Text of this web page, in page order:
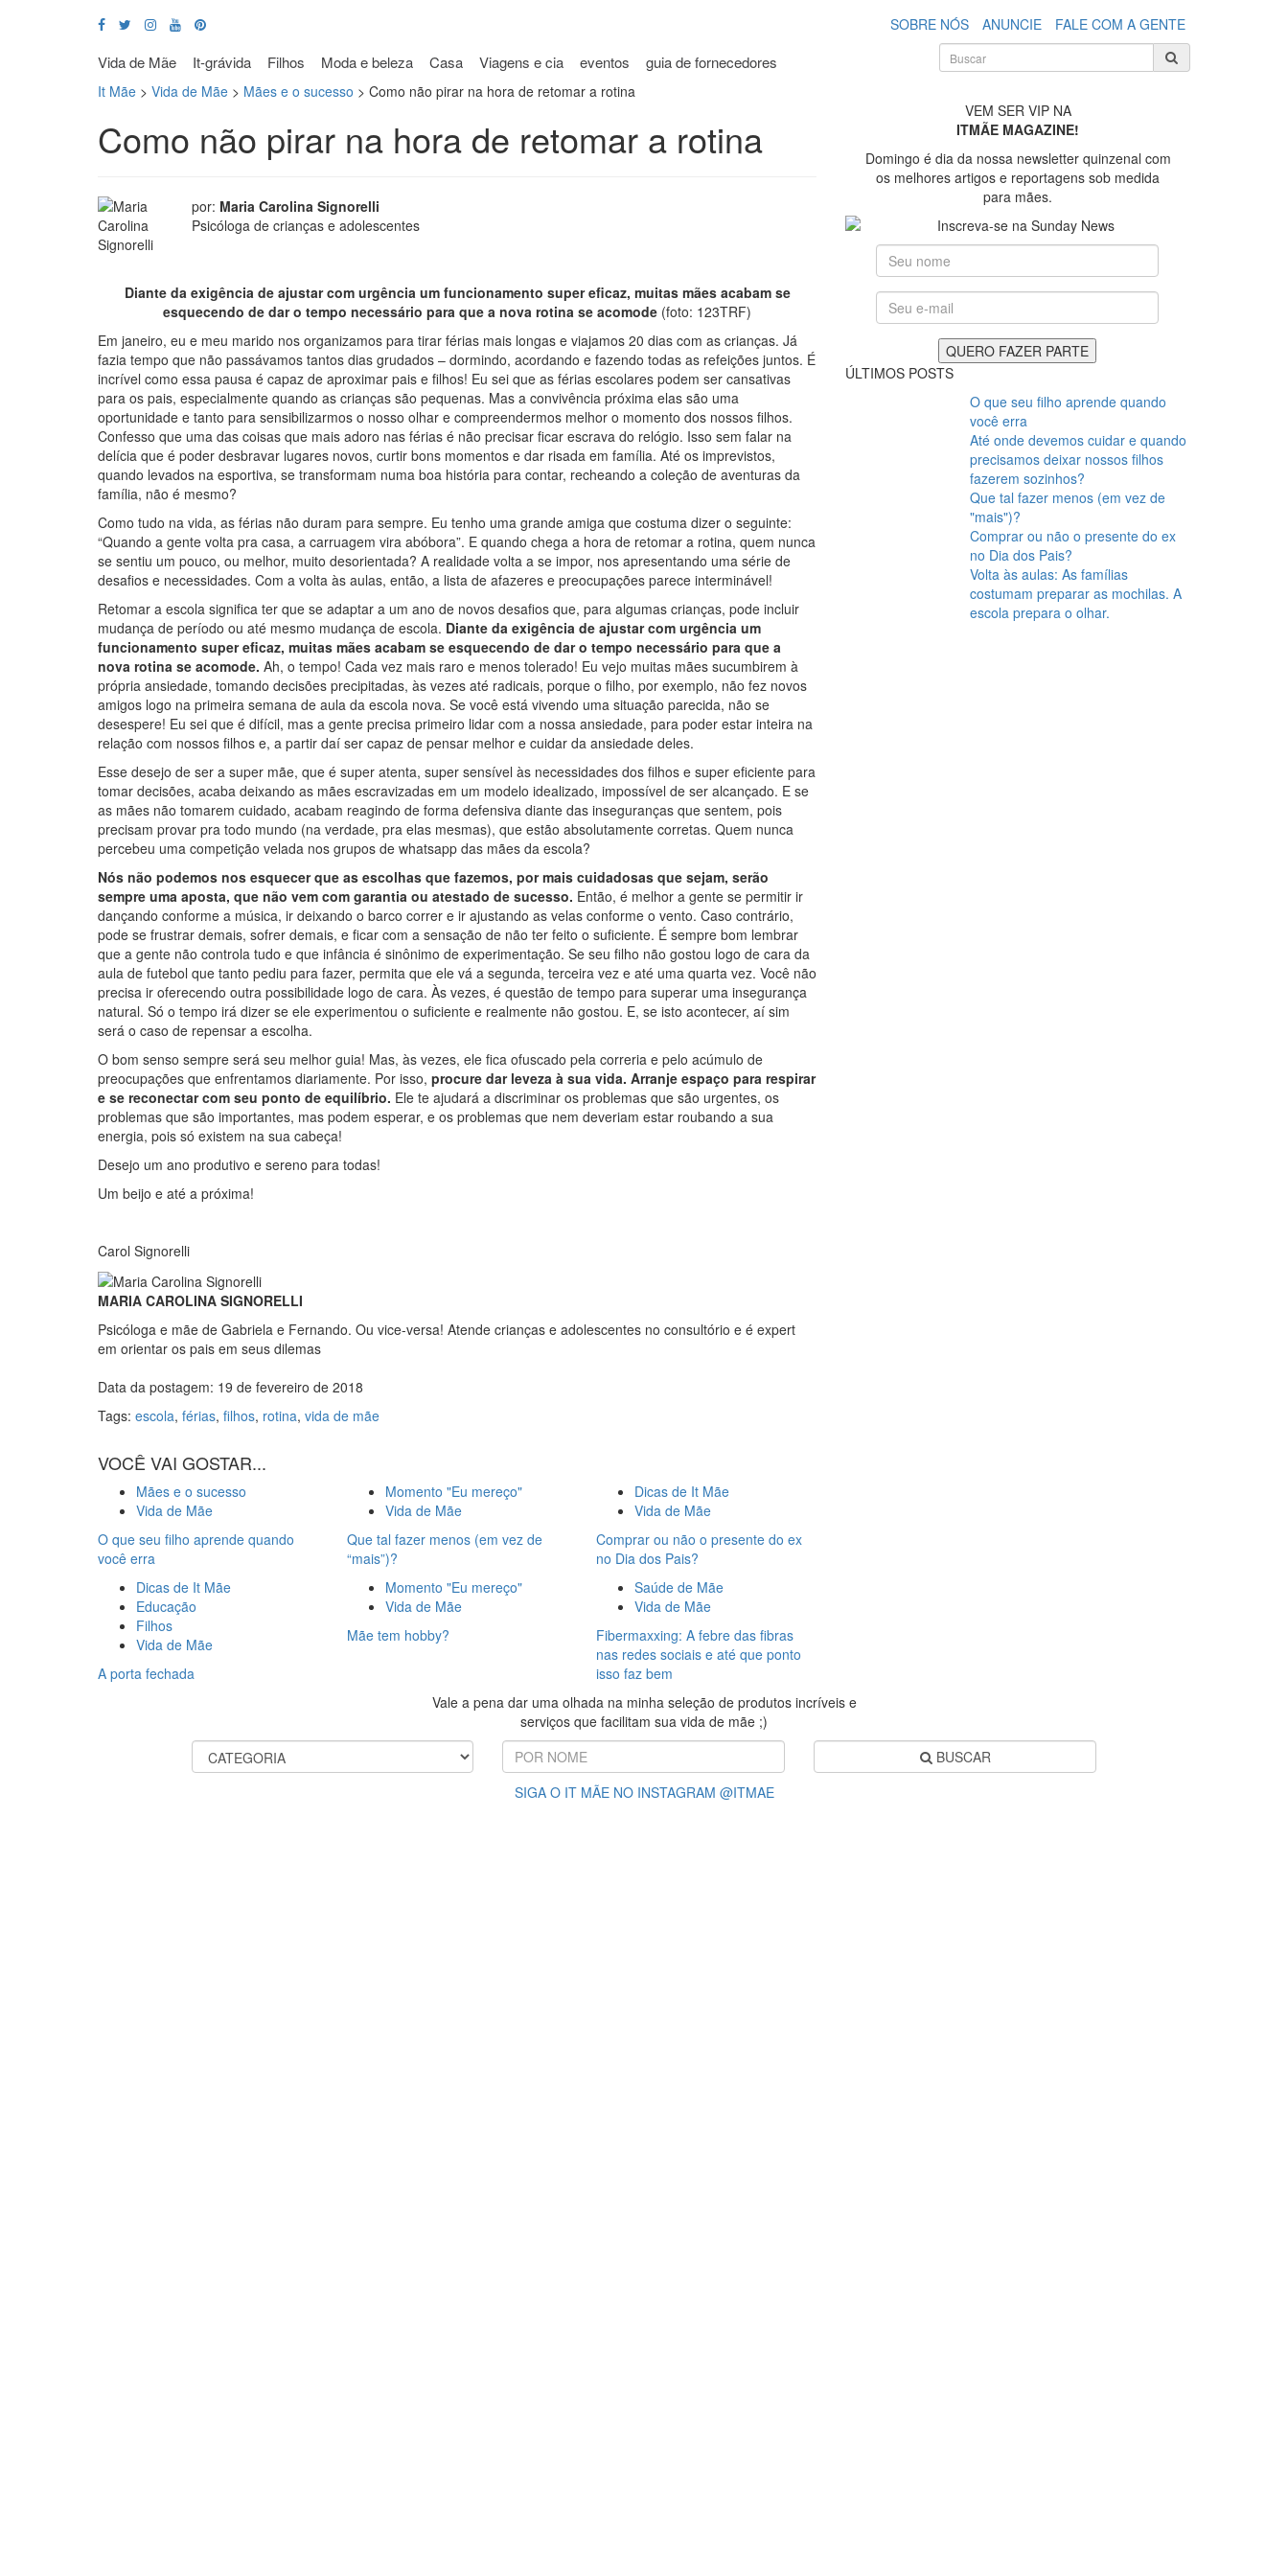
SOBRE NÓS ANUNCIE FALE COM A GENTE
Vida de Mãe It-grávida Filhos Moda e beleza Casa Viagens e cia eventos guia de fornecedores
It Mãe > Vida de Mãe > Mães e o sucesso > Como não pirar na hora de retomar a rotina
Como não pirar na hora de retomar a rotina
por: Maria Carolina Signorelli
Psicóloga de crianças e adolescentes
Diante da exigência de ajustar com urgência um funcionamento super eficaz, muitas mães acabam se
esquecendo de dar o tempo necessário para que a nova rotina se acomode (foto: 123TRF)
Em janeiro, eu e meu marido nos organizamos para tirar férias mais longas e viajamos 20 dias com as crianças. Já
fazia tempo que não passávamos tantos dias grudados – dormindo, acordando e fazendo todas as refeições juntos. É
incrível como essa pausa é capaz de aproximar pais e filhos! Eu sei que as férias escolares podem ser cansativas
para os pais, especialmente quando as crianças são pequenas. Mas a convivência próxima elas são uma
oportunidade e tanto para sensibilizarmos o nosso olhar e compreendermos melhor o momento dos nossos filhos.
Confesso que uma das coisas que mais adoro nas férias é não precisar ficar escrava do relógio. Isso sem falar na
delícia que é poder desbravar lugares novos, curtir bons momentos e dar risada em família. Até os imprevistos,
quando levados na esportiva, se transformam numa boa história para contar, recheando a coleção de aventuras da
família, não é mesmo?
Como tudo na vida, as férias não duram para sempre. Eu tenho uma grande amiga que costuma dizer o seguinte:
“Quando a gente volta pra casa, a carruagem vira abóbora”. E quando chega a hora de retomar a rotina, quem nunca
se sentiu um pouco, ou melhor, muito desorientada? A realidade volta a se impor, nos apresentando uma série de
desafios e necessidades. Com a volta às aulas, então, a lista de afazeres e preocupações parece interminável!
Retomar a escola significa ter que se adaptar a um ano de novos desafios que, para algumas crianças, pode incluir
mudança de período ou até mesmo mudança de escola. Diante da exigência de ajustar com urgência um
funcionamento super eficaz, muitas mães acabam se esquecendo de dar o tempo necessário para que a
nova rotina se acomode. Ah, o tempo! Cada vez mais raro e menos tolerado! Eu vejo muitas mães sucumbirem à
própria ansiedade, tomando decisões precipitadas, às vezes até radicais, porque o filho, por exemplo, não fez novos
amigos logo na primeira semana de aula da escola nova. Se você está vivendo uma situação parecida, não se
desespere! Eu sei que é difícil, mas a gente precisa primeiro lidar com a nossa ansiedade, para poder estar inteira na
relação com nossos filhos e, a partir daí ser capaz de pensar melhor e cuidar da ansiedade deles.
Esse desejo de ser a super mãe, que é super atenta, super sensível às necessidades dos filhos e super eficiente para
tomar decisões, acaba deixando as mães escravizadas em um modelo idealizado, impossível de ser alcançado. E se
as mães não tomarem cuidado, acabam reagindo de forma defensiva diante das inseguranças que sentem, pois
precisam provar pra todo mundo (na verdade, pra elas mesmas), que estão absolutamente corretas. Quem nunca
percebeu uma competição velada nos grupos de whatsapp das mães da escola?
Nós não podemos nos esquecer que as escolhas que fazemos, por mais cuidadosas que sejam, serão
sempre uma aposta, que não vem com garantia ou atestado de sucesso. Então, é melhor a gente se permitir ir
dançando conforme a música, ir deixando o barco correr e ir ajustando as velas conforme o vento. Caso contrário,
pode se frustrar demais, sofrer demais, e ficar com a sensação de não ter feito o suficiente. É sempre bom lembrar
que a gente não controla tudo e que infância é sinônimo de experimentação. Se seu filho não gostou logo de cara da
aula de futebol que tanto pediu para fazer, permita que ele vá a segunda, terceira vez e até uma quarta vez. Você não
precisa ir oferecendo outra possibilidade logo de cara. Às vezes, é questão de tempo para superar uma insegurança
natural. Só o tempo irá dizer se ele experimentou o suficiente e realmente não gostou. E, se isto acontecer, aí sim
será o caso de repensar a escolha.
O bom senso sempre será seu melhor guia! Mas, às vezes, ele fica ofuscado pela correria e pelo acúmulo de
preocupações que enfrentamos diariamente. Por isso, procure dar leveza à sua vida. Arranje espaço para respirar
e se reconectar com seu ponto de equilíbrio. Ele te ajudará a discriminar os problemas que são urgentes, os
problemas que são importantes, mas podem esperar, e os problemas que nem deveriam estar roubando a sua
energia, pois só existem na sua cabeça!
Desejo um ano produtivo e sereno para todas!
Um beijo e até a próxima!
Carol Signorelli
MARIA CAROLINA SIGNORELLI
Psicóloga e mãe de Gabriela e Fernando. Ou vice-versa! Atende crianças e adolescentes no consultório e é expert
em orientar os pais em seus dilemas
Data da postagem: 19 de fevereiro de 2018
Tags: escola, férias, filhos, rotina, vida de mãe
VOCÊ VAI GOSTAR...
Mães e o sucesso
Vida de Mãe
O que seu filho aprende quando
você erra
Momento "Eu mereço"
Vida de Mãe
Que tal fazer menos (em vez de
“mais”)?
Dicas de It Mãe
Vida de Mãe
Comprar ou não o presente do ex
no Dia dos Pais?
Dicas de It Mãe
Educação
Filhos
Vida de Mãe
A porta fechada
Momento "Eu mereço"
Vida de Mãe
Mãe tem hobby?
Saúde de Mãe
Vida de Mãe
Fibermaxxing: A febre das fibras
nas redes sociais e até que ponto
isso faz bem
VEM SER VIP NA
ITMÃE MAGAZINE!
Domingo é dia da nossa newsletter quinzenal com
os melhores artigos e reportagens sob medida
para mães.
ÚLTIMOS POSTS
O que seu filho aprende quando
você erra
Até onde devemos cuidar e quando
precisamos deixar nossos filhos
fazerem sozinhos?
Que tal fazer menos (em vez de
"mais")?
Comprar ou não o presente do ex
no Dia dos Pais?
Volta às aulas: As famílias
costumam preparar as mochilas. A
escola prepara o olhar.
Vale a pena dar uma olhada na minha seleção de produtos incríveis e
serviços que facilitam sua vida de mãe ;)
BUSCAR
SIGA O IT MÃE NO INSTAGRAM @ITMAE